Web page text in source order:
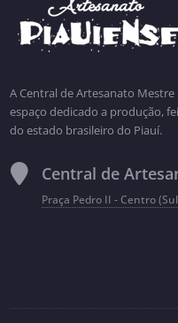
A Central de Artesanato Mestre
espaço dedicado a produção,
do estado brasileiro do Piauí.
Central de
Praça Pedro II - Centro